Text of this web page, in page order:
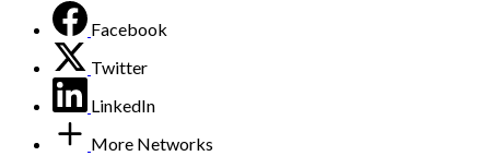
Facebook
Twitter
LinkedIn
More Networks